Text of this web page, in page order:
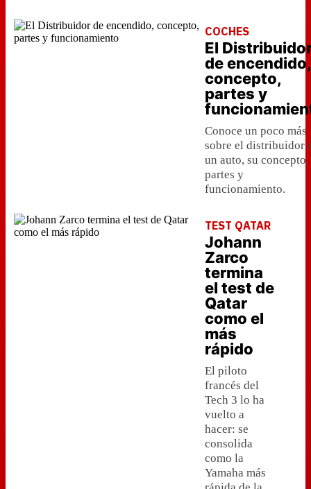
COCHES
El
de encendido,
concepto,
partes y
Conoce un poco más
sobre el distribuidor
un auto, su concepto,
partes y
funcionamiento.
TEST QATAR
Johann
Zarco
termina
el test de
Qatar
como el
más
rápido
El piloto
francés del
Tech 3 lo ha
vuelto a
hacer: se
consolida
como la
Yamaha más